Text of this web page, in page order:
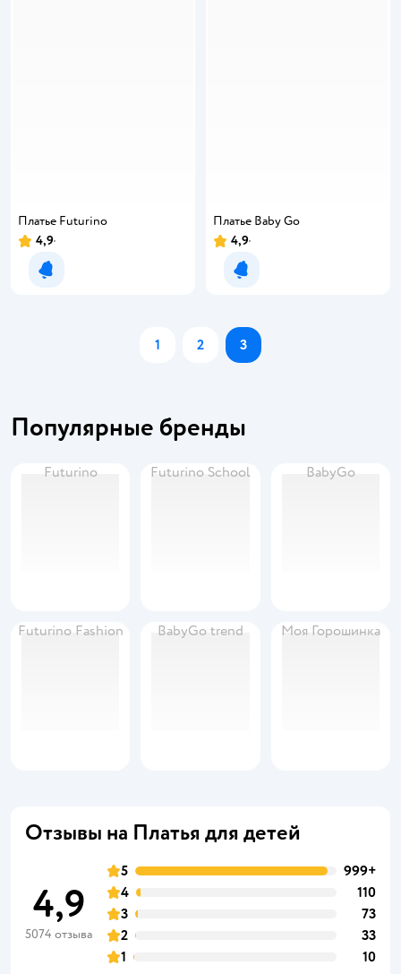
Платье Futurino
4,9
Уведомить о появлении
Платье Baby Gо
4,9
Уведомить о появлении
1 2 3
Популярные бренды
Futurino Futurino School BabyGo
Futurino Fashion BabyGo trend Моя Горошинка
Отзывы на Платья для детей
4,9
5074 отзыва
5
999+
4
110
3
73
2
33
1
10